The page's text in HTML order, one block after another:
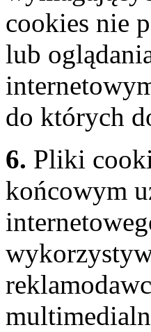
cookies nie
lub
do których
6. Pliki
końcowym